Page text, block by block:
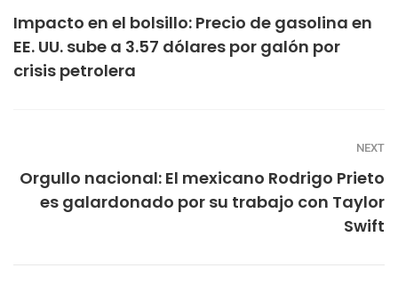
Impacto en el bolsillo: Precio de gasolina en
EE. UU. sube a 3.57 dólares por galón por
crisis petrolera
NEXT
Orgullo nacional: El mexicano Rodrigo Prieto
es galardonado por su trabajo con Taylor
Swift